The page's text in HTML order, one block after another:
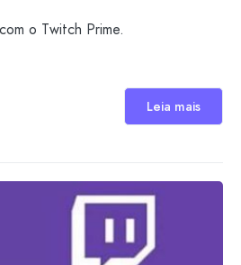
o Twitch Prime.
Leia mais